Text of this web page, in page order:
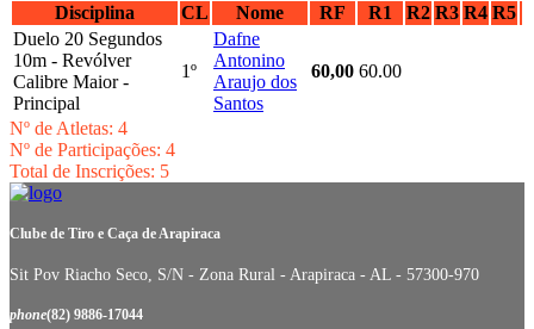
Disciplina CL Nome RF R1 R2 R3 R4 R5
Duelo 20 Segundos
10m - Revólver
Calibre Maior -
Principal
1º
Dafne
Antonino
Araujo dos
Santos
60,00 60.00
Nº de Atletas: 4
Nº de Participações: 4
Total de Inscrições: 5
Clube de Tiro e Caça de Arapiraca
Sit Pov Riacho Seco, S/N - Zona Rural - Arapiraca - AL - 57300-970
phone(82) 9886-17044